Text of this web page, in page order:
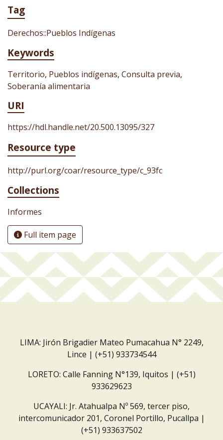
Tag
Derechos::Pueblos Indígenas
Keywords
Territorio, Pueblos indígenas, Consulta previa,
Soberanía alimentaria
URI
https://hdl.handle.net/20.500.13095/327
Resource type
http://purl.org/coar/resource_type/c_93fc
Collections
Informes
Full item page
LIMA: Jirón Brigadier Mateo Pumacahua N° 2249,
Lince | (+51) 933734544
LORETO: Calle Fanning N°139, Iquitos | (+51)
933629623
UCAYALI: Jr. Atahualpa Nº 569, tercer piso,
intercomunicador 201, Coronel Portillo, Pucallpa |
(+51) 933637502